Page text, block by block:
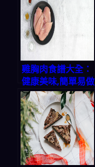
雞胸肉食譜大全：
健康美味,簡單易做